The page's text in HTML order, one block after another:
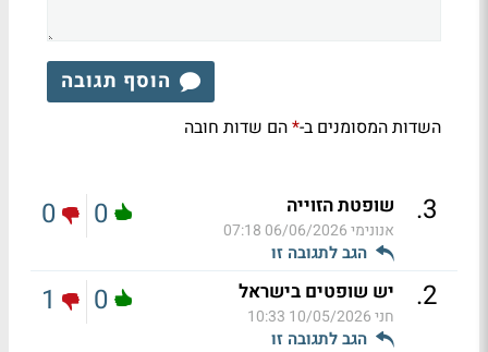
הוסף תגובה
השדות המסומנים ב-*הם שדות חובה
3
. שופטת הזוייה
אנונימי06/06/2026 07:18
הגב לתגובה זו
0
0
2
. יש שופטים בישראל
חני10/05/2026 10:33
הגב לתגובה זו
0
1